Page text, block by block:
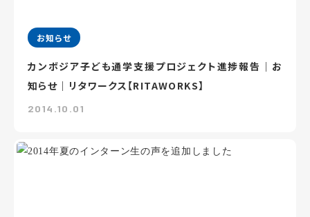
お知らせ
カンボジア子ども通学支援プロジェクト進捗報告｜お
知らせ｜リタワークス【RITAWORKS】
2014.10.01